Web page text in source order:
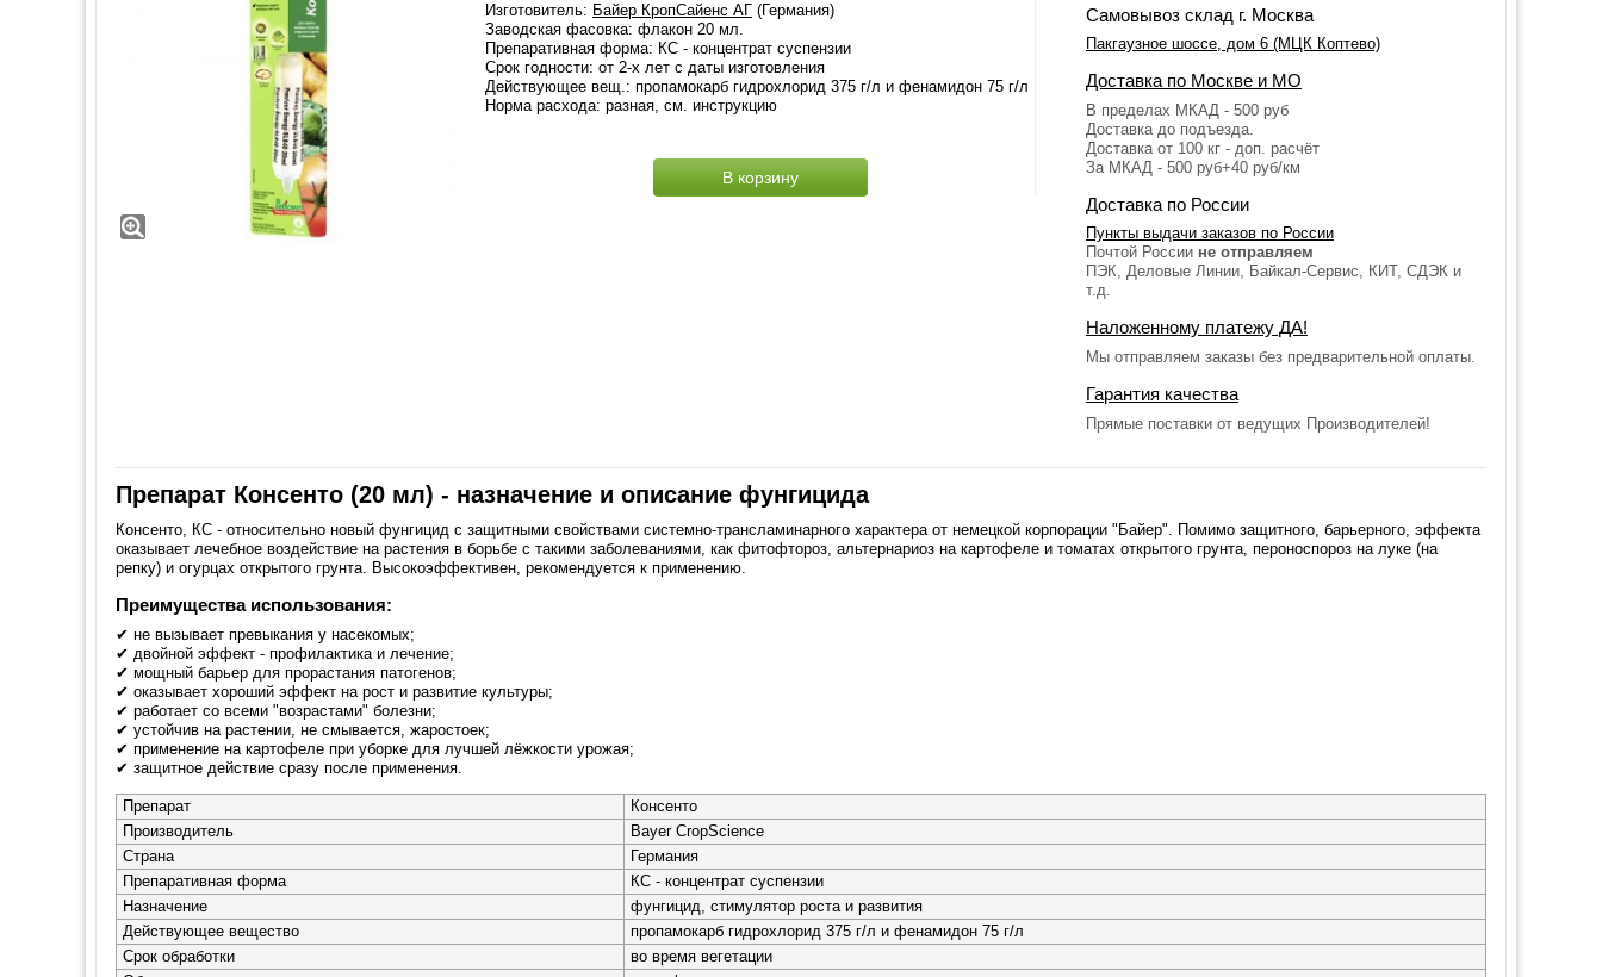
Изготовитель: Байер КропСайенс АГ (Германия)
Заводская фасовка: флакон 20 мл.
Препаративная форма: КС - концентрат суспензии
Срок годности: от 2-х лет с даты изготовления
Действующее вещ.: пропамокарб гидрохлорид 375 г/л и фенамидон 75 г/л
Норма расхода: разная, см. инструкцию
В корзину
Самовывоз склад г. Москва
Пакгаузное шоссе, дом 6 (МЦК Коптево)
Доставка по Москве и МО
В пределах МКАД - 500 руб
Доставка до подъезда.
Доставка от 100 кг - доп. расчёт
За МКАД - 500 руб+40 руб/км
Доставка по России
Пункты выдачи заказов по России
Почтой России не отправляем
ПЭК, Деловые Линии, Байкал-Сервис, КИТ, СДЭК и
т.д.
Наложенному платежу ДА!
Мы отправляем заказы без предварительной оплаты.
Гарантия качества
Прямые поставки от ведущих Производителей!
Препарат Консенто (20 мл) - назначение и описание фунгицида
Консенто, КС - относительно новый фунгицид с защитными свойствами системно-трансламинарного характера от немецкой корпорации "Байер". Помимо защитного, барьерного, эффекта
оказывает лечебное воздействие на растения в борьбе с такими заболеваниями, как фитофтороз, альтернариоз на картофеле и томатах открытого грунта, пероноспороз на луке (на
репку) и огурцах открытого грунта. Высокоэффективен, рекомендуется к применению.
Преимущества использования:
✔ не вызывает превыкания у насекомых;
✔ двойной эффект - профилактика и лечение;
✔ мощный барьер для прорастания патогенов;
✔ оказывает хороший эффект на рост и развитие культуры;
✔ работает со всеми "возрастами" болезни;
✔ устойчив на растении, не смывается, жаростоек;
✔ применение на картофеле при уборке для лучшей лёжкости урожая;
✔ защитное действие сразу после применения.
Препарат
Консенто
Производитель
Bayer CropScience
Страна
Германия
Препаративная форма
КС - концентрат суспензии
Назначение
фунгицид, стимулятор роста и развития
Действующее вещество
пропамокарб гидрохлорид 375 г/л и фенамидон 75 г/л
Срок обработки
во время вегетации